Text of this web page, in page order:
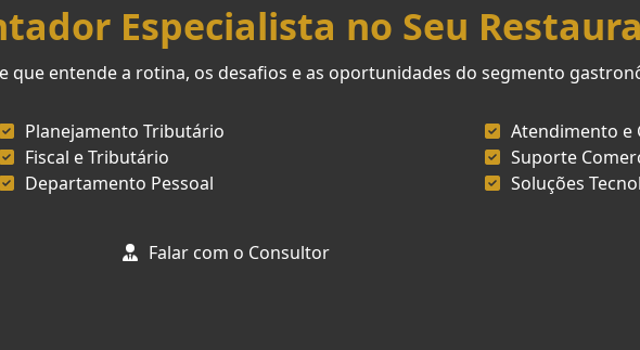
Especialista no Seu
que entende a rotina, os desafios e as oportunidades do segmento
Planejamento Tributário
Fiscal e Tributário
Departamento Pessoal
Atendimento e
Suporte
Soluções
Falar com o Consultor